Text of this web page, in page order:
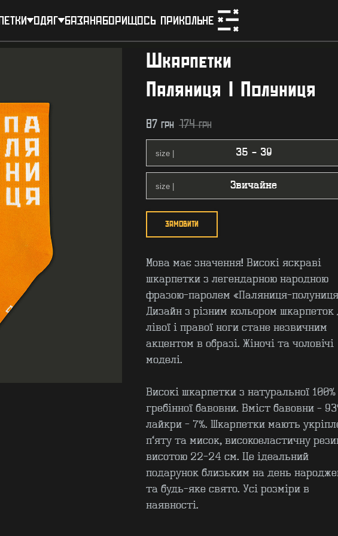
одяг базанаборищось прикольне
Шкарпетки
Паляниця | Полуниця
87 грн 174 грн
ЗАМОВИТИ
Мова має значення! Високі яскраві
шкарпетки з легендарною народною
фразою-паролем «Паляниця-
Дизайн з різним кольором шкарпеток
лівої і правої ноги стане незвичним
акцентом в образі. Жіночі та чоловічі
моделі.
Високі шкарпетки з натуральної 100%
гребінної бавовни. Вміст бавовни –
лайкри - 7%. Шкарпетки мають
п’яту та мисок, високоеластичну
висотою 22-24 см. Це ідеальний
подарунок близьким на день
та будь-яке свято. Усі розміри в
наявності.